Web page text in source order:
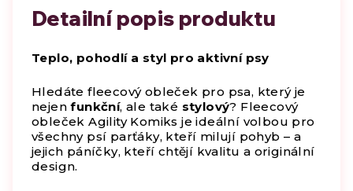
Detailní popis produktu
Teplo, pohodlí a styl pro aktivní psy
Hledáte fleecový obleček pro psa, který je
nejenfunkční, ale také stylový? Fleecový
obleček Agility Komiks je ideální volbou pro
všechny psí parťáky, kteří milují pohyb – a
jejich páníčky, kteří chtějí kvalitu a originální
design.